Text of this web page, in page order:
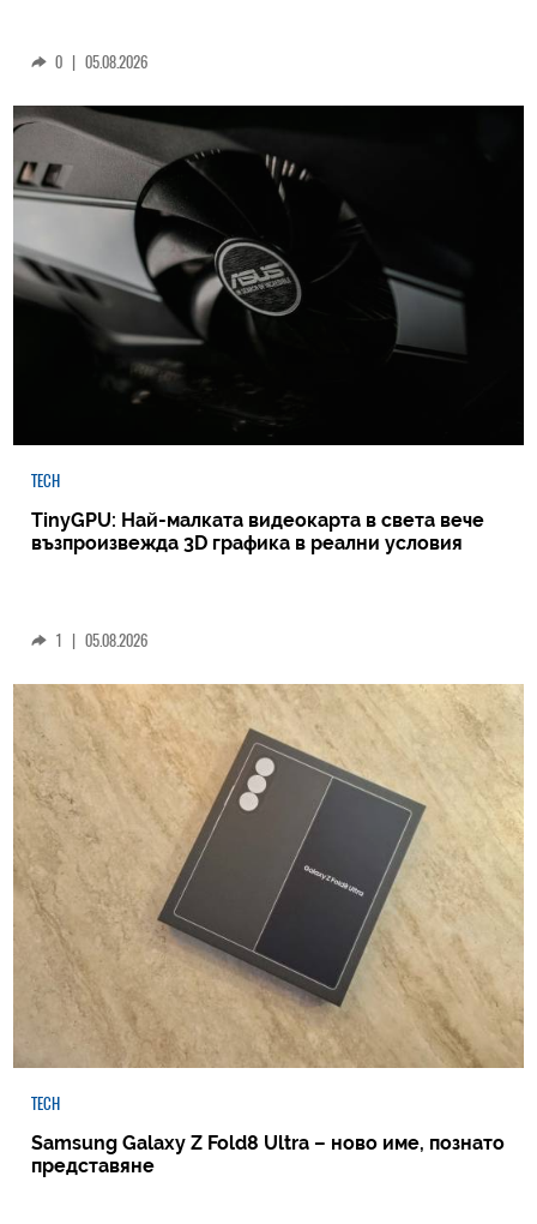
0 | 05.08.2026
TECH
TinyGPU: Най-малката видеокарта в света вече
възпроизвежда 3D графика в реални условия
1 | 05.08.2026
TECH
Samsung Galaxy Z Fold8 Ultra – ново име, познато
представяне